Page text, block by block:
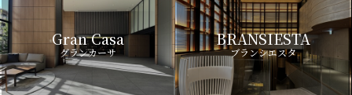
Gran Casa
グランカーサ
BRANSIESTA
ブランシエスタ